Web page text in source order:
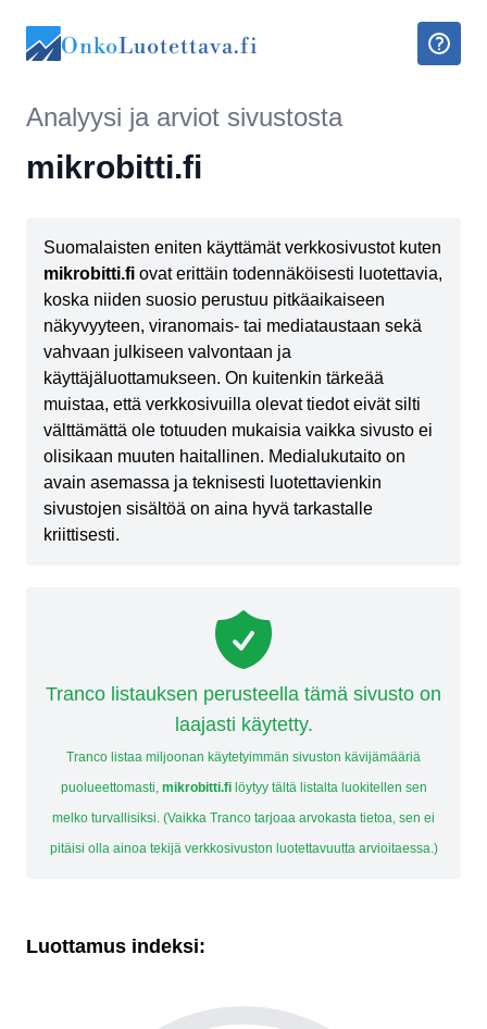
OnkoLuotettava.fi
Analyysi ja arviot sivustosta
mikrobitti.fi
Suomalaisten eniten käyttämät verkkosivustot kuten
mikrobitti.fi ovat erittäin todennäköisesti luotettavia,
koska niiden suosio perustuu pitkäaikaiseen
näkyvyyteen, viranomais- tai mediataustaan sekä
vahvaan julkiseen valvontaan ja
käyttäjäluottamukseen. On kuitenkin tärkeää
muistaa, että verkkosivuilla olevat tiedot eivät silti
välttämättä ole totuuden mukaisia vaikka sivusto ei
olisikaan muuten haitallinen. Medialukutaito on
avain asemassa ja teknisesti luotettavienkin
sivustojen sisältöä on aina hyvä tarkastalle
kriittisesti.
Tranco listauksen perusteella tämä sivusto on
laajasti käytetty.
Tranco listaa miljoonan käytetyimmän sivuston kävijämääriä
puolueettomasti, mikrobitti.filöytyy tältä listalta luokitellen sen
melko turvallisiksi. (Vaikka Tranco tarjoaa arvokasta tietoa, sen ei
pitäisi olla ainoa tekijä verkkosivuston luotettavuutta arvioitaessa.)
Luottamus indeksi: